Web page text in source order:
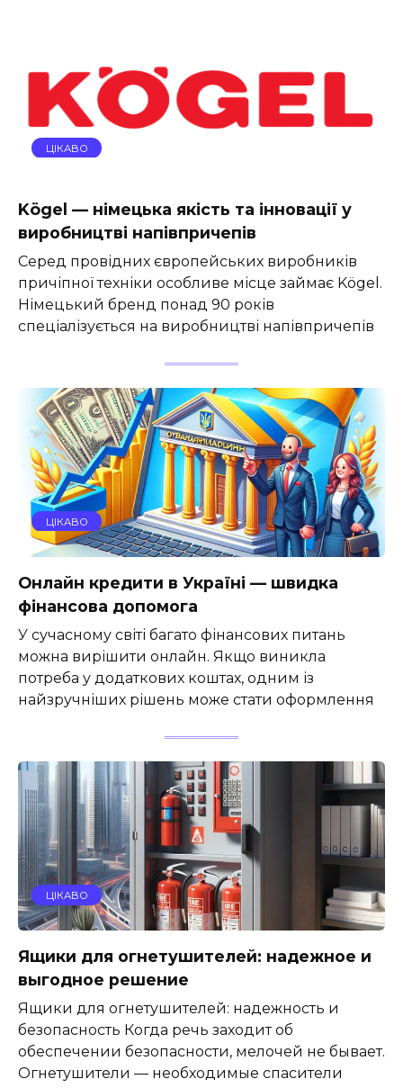
ЦІКАВО
Kögel — німецька якість та інновації у
виробництві напівпричепів
Серед провідних європейських виробників
причіпної техніки особливе місце займає Kögel.
Німецький бренд понад 90 років
спеціалізується на виробництві напівпричепів
ЦІКАВО
Онлайн кредити в Україні — швидка
фінансова допомога
У сучасному світі багато фінансових питань
можна вирішити онлайн. Якщо виникла
потреба у додаткових коштах, одним із
найзручніших рішень може стати оформлення
ЦІКАВО
Ящики для огнетушителей: надежное и
выгодное решение
Ящики для огнетушителей: надежность и
безопасность Когда речь заходит об
обеспечении безопасности, мелочей не бывает.
Огнетушители — необходимые спасители